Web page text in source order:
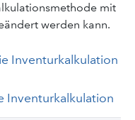
mit
werden kann.
Inventurkalkulation
Inventurkalkulation